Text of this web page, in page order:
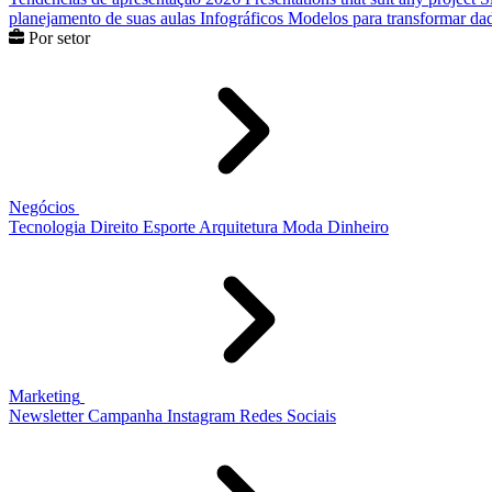
planejamento de suas aulas Infográficos Modelos para transformar
Por setor
Negócios
Tecnologia Direito Esporte Arquitetura Moda Dinheiro
Marketing
Newsletter Campanha Instagram Redes Sociais